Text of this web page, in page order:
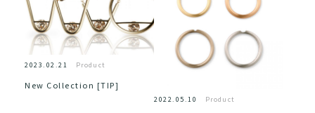
2023.02.21 Product
New Collection [TIP]
2022.05.10 Product